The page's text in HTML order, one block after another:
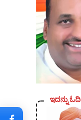
ಇದನ್ನು ಓದಿ